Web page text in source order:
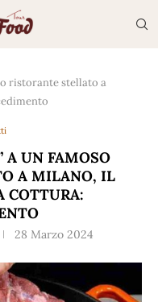
ristorante stellato a
A UN FAMOSO
A MILANO, IL
COTTURA:
28 Marzo 2024